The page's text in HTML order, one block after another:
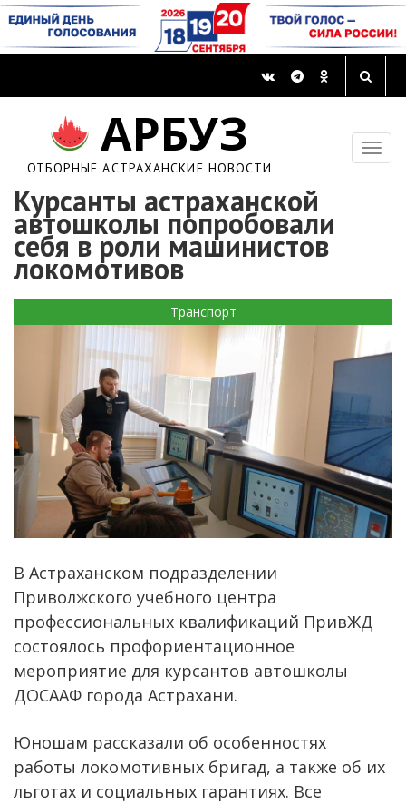
АРБУЗ
ОТБОРНЫЕ АСТРАХАНСКИЕ НОВОСТИ
Курсанты астраханской
автошколы попробовали
себя в роли машинистов
локомотивов
Транспорт
В Астраханском подразделении
Приволжского учебного центра
профессиональных квалификаций ПривЖД
состоялось профориентационное
мероприятие для курсантов автошколы
ДОСААФ города Астрахани.
Юношам рассказали об особенностях
работы локомотивных бригад, а также об их
льготах и социальных гарантиях. Все